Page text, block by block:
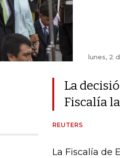
lunes, 2
La
Fiscalía
REUTERS
La Fiscalía de